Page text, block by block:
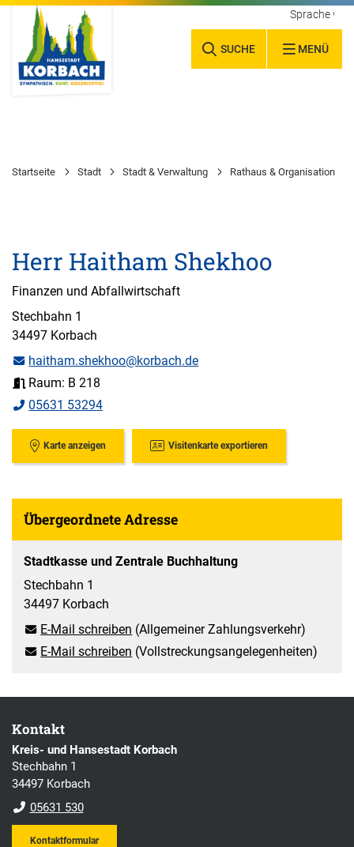
SUCHE MENÜ
Sprache
Startseite Stadt Stadt & Verwaltung Rathaus & Organisation
Herr Haitham Shekhoo
Finanzen und Abfallwirtschaft
Stechbahn 1
34497 Korbach
haitham.shekhoo@korbach.de
Raum: B 218
05631 53294
Karte anzeigen Visitenkarte exportieren
Übergeordnete Adresse
Stadtkasse und Zentrale Buchhaltung
Stechbahn 1
34497 Korbach
E-Mail schreiben (Allgemeiner Zahlungsverkehr)
E-Mail schreiben (Vollstreckungsangelegenheiten)
Kontakt
Kreis- und Hansestadt Korbach
Stechbahn 1
34497 Korbach
05631 530
Kontaktformular